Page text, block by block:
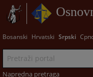
Bosanski Hrvatski Srpski
Napredna pretraga